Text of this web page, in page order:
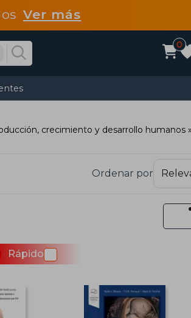
Ver más
0
crecimiento y desarrollo humanos
Ordenar por
Rápido